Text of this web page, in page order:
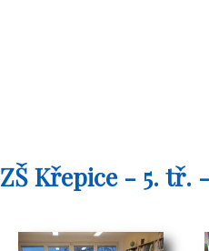
ZŠ Křepice - 5. tř.